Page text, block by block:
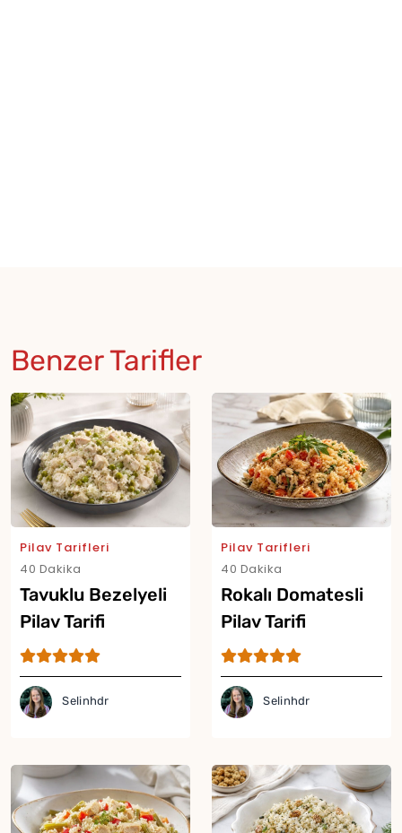
Benzer Tarifler
Pilav Tarifleri
40 Dakika
Tavuklu Bezelyeli
Pilav Tarifi
Selinhdr
Pilav Tarifleri
40 Dakika
Rokalı Domatesli
Pilav Tarifi
Selinhdr